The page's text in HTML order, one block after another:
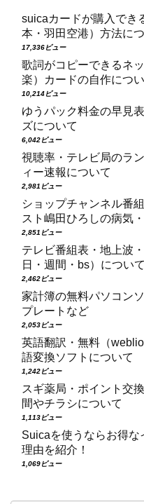
suicaカードが購入でき
本・羽田空港）方法に
17,336ビュー
歌詞がコピーできるネ
楽）カードの自作につ
10,214ビュー
ゆうパック料金の早見
ズについて
6,042ビュー
視聴率・テレビ局のラ
ィー速報について
2,981ビュー
ショップチャンネル番
スト嶋田ひろしの病気
2,851ビュー
テレビ番組表・地上波
日・週間・bs）について
2,462ビュー
家計簿の無料パソコン
プレートなど
2,053ビュー
英語翻訳・無料（
語変換ソフトについて
1,242ビュー
スギ薬局・ポイント交
間やチラシについて
1,113ビュー
Suicaを使うならお得
理由を紹介！
1,069ビュー